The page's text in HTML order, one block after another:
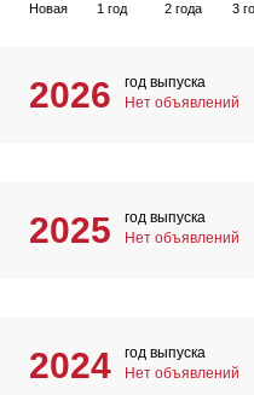
Новая 1 год 2 года 3
2026
год выпуска
Нет объявлений
2025
год выпуска
Нет объявлений
2024
год выпуска
Нет объявлений